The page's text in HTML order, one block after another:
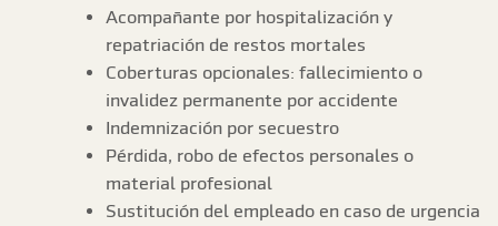
Acompañante por hospitalización y
repatriación de restos mortales
Coberturas opcionales: fallecimiento o
invalidez permanente por accidente
Indemnización por secuestro
Pérdida, robo de efectos personales o
material profesional
Sustitución del empleado en caso de urgencia